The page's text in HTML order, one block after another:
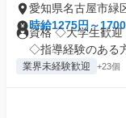
愛知県名古屋市緑
時給1275円～
資格 ◇大学生歓
◇指導経験のある
業界未経験歓迎 +23個